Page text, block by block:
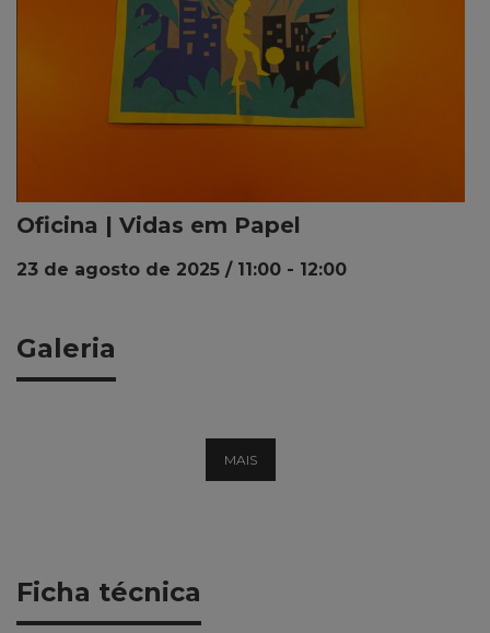
Oficina | Vidas em Papel
23 de agosto de 2025 / 11:00 - 12:00
Galeria
MAIS
Ficha técnica